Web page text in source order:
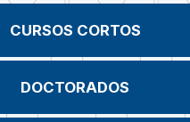
CURSOS CORTOS
DOCTORADOS